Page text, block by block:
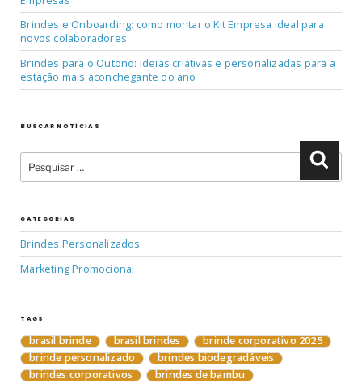
Brindes e Onboarding: como montar o Kit Empresa ideal para
novos colaboradores
Brindes para o Outono: ideias criativas e personalizadas para a
estação mais aconchegante do ano
BUSCAR NOTÍCIAS
CATEGORIAS
Brindes Personalizados
Marketing Promocional
TAGS
brasil brinde brasil brindes
brinde corporativo 2025
brinde personalizado
brindes biodegradáveis
brindes corporativos
brindes de bambu